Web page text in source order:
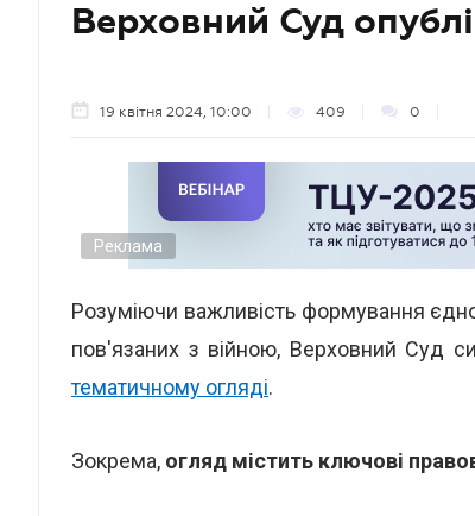
Верховний Суд
19 квітня 2024, 10:00 409 0
Реклама
Розуміючи важливість формування
пов'язаних з війною, Верховний Суд
тематичному огляді.
Зокрема, огляд містить ключові